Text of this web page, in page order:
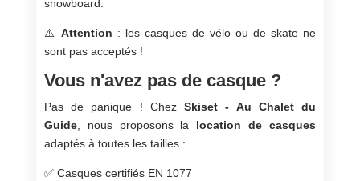
snowboard.
⚠️ Attention : les casques de vélo ou de skate ne
sont pas acceptés !
Vous n'avez pas de casque ?
Pas de panique ! ChezSkiset - Au Chalet du
Guide, nous proposons la location de casques
adaptés à toutes les tailles :
✅ Casques certifiés EN 1077